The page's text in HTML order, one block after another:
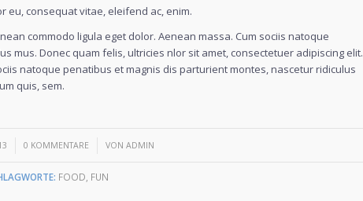
eu, consequat vitae, eleifend ac, enim.
commodo ligula eget dolor. Aenean massa. Cum sociis natoque
mus. Donec quam felis, ultricies nlor sit amet, consectetuer adipiscing elit.
natoque penatibus et magnis dis parturient montes, nascetur ridiculus
quis, sem.
0 KOMMENTARE
/ VON ADMIN
FOOD FUN